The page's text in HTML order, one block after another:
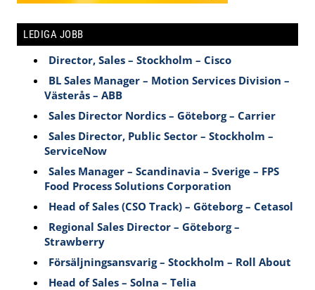
LEDIGA JOBB
Director, Sales – Stockholm – Cisco
BL Sales Manager – Motion Services Division –
Västerås – ABB
Sales Director Nordics – Göteborg – Carrier
Sales Director, Public Sector – Stockholm –
ServiceNow
Sales Manager – Scandinavia – Sverige – FPS
Food Process Solutions Corporation
Head of Sales (CSO Track) – Göteborg – Cetasol
Regional Sales Director – Göteborg –
Strawberry
Försäljningsansvarig – Stockholm – Roll About
Head of Sales – Solna – Telia